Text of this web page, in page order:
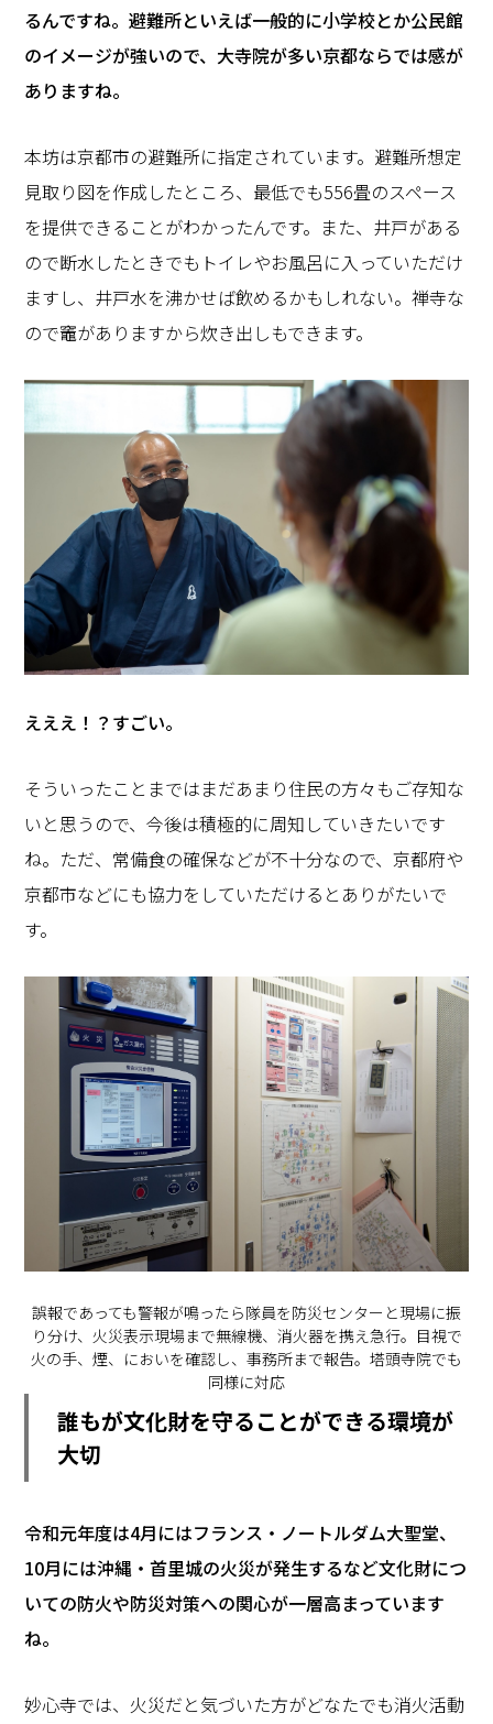
るんですね。避難所といえば一般的に小学校とか公民館
のイメージが強いので、大寺院が多い京都ならでは感が
ありますね。
本坊は京都市の避難所に指定されています。避難所想定
見取り図を作成したところ、最低でも556畳のスペース
を提供できることがわかったんです。また、井戸がある
ので断水したときでもトイレやお風呂に入っていただけ
ますし、井戸水を沸かせば飲めるかもしれない。禅寺な
ので竈がありますから炊き出しもできます。
―――えええ！？すごい。
そういったことまではまだあまり住民の方々もご存知な
いと思うので、今後は積極的に周知していきたいです
ね。ただ、常備食の確保などが不十分なので、京都府や
京都市などにも協力をしていただけるとありがたいで
す。
誤報であっても警報が鳴ったら隊員を防災センターと現場に振
り分け、火災表示現場まで無線機、消火器を携え急行。目視で
火の手、煙、においを確認し、事務所まで報告。塔頭寺院でも
同様に対応
誰もが文化財を守ることができる環境が
大切
―――令和元年度は4月にはフランス・ノートルダム大聖堂、
10月には沖縄・首里城の火災が発生するなど文化財につ
いての防火や防災対策への関心が一層高まっています
ね。
妙心寺では、火災だと気づいた方がどなたでも消火活動